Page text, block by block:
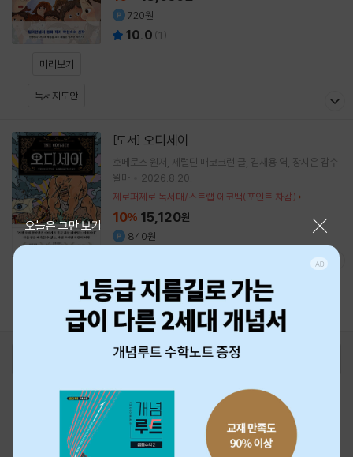
미리보기
독서지도안
720원
10.0 (1 )
[도서] 오디세이
호메로스 원저 제럴딘 매코크런 글 김재용 역 장시은 감수
윌마
2026.8.20.
제로퍼제로 독서대/스트랩 에코백(포인트 차감)
10% 15,120원
840원
1 2 4 5
오늘은 그만 보기
최근 본 상품
고객센터 1544-3800 티켓 1544-6399
중고샵 1566-4295
eBook 1:1문의/채팅상담
예스이십사(주) 사업자 정보